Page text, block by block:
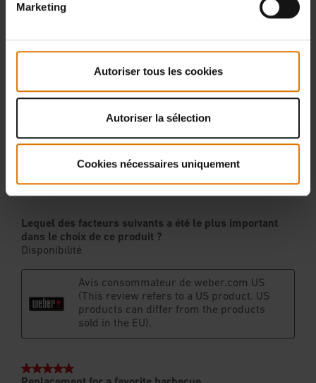
Marketing
Autoriser tous les cookies
Autoriser la sélection
Cookies nécessaires uniquement